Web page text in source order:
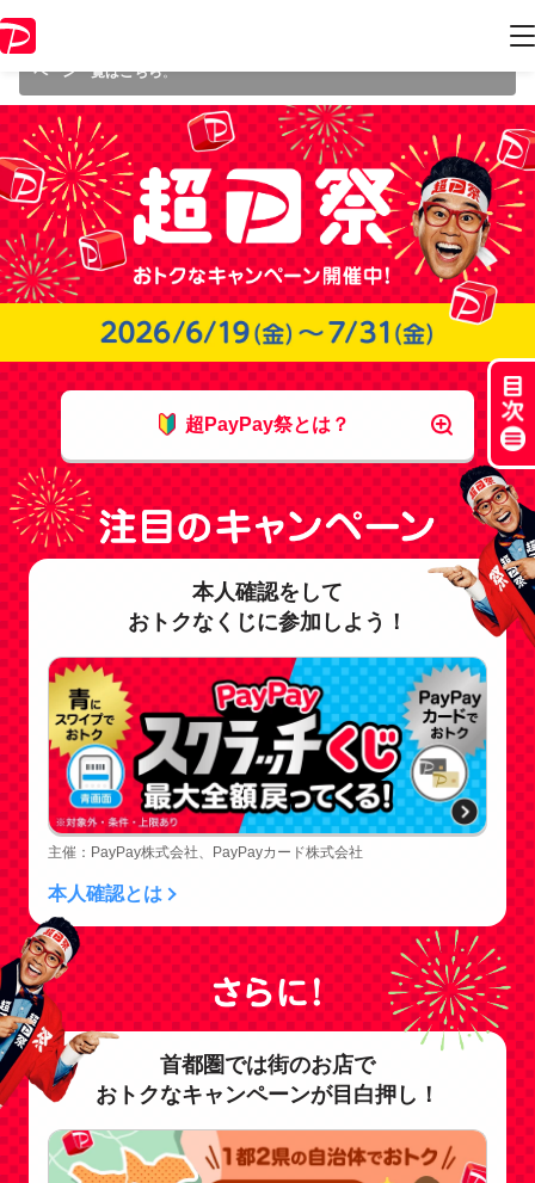
ジ内の情報はキャンペーン終了時点のものになります。
ペーン一覧はこちら。
超PayPay祭とは？
本人確認をして
おトクなくじに参加しよう！
主催：PayPay株式会社、PayPayカード株式会社
本人確認とは
首都圏では街のお店で
おトクなキャンペーンが目白押し！